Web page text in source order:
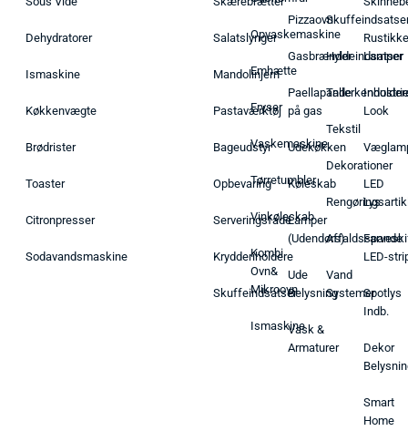
Dehydratorer
Ismaskine
Køkkenvægte
Brødrister
Toaster
Citronpresser
Sodavandsmaskine
Salatslynger
Mandolinjern
Pastaværktøj
Bageudstyr
Opbevaring
Serveringsfade
Krydderiholdere
Skuffeindsatser
Opvaskemaskine
Emhætte
Fryser
Vaskemaskine
Tørretumbler
Vinkøleskab
Kombi
Ovn&
Mikroovn
Ismaskine
Pizzaovn
Gasbrænder
Paellapande
på gas
Udekøkken
Køleskab
Lamper
(Udendørs)
Ude
Belysning
Vask &
Armaturer
Hyldeindsatser
Tekstil
Dekorationer
Affaldsspande
Vand
Systemer
Rustikke
Lamper
Look
LED
Lys
LED-
Spotlys
Indb.
Dekor
Smart
Home